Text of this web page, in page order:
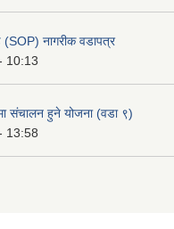
(SOP) नागरीक वडापत्र
10:13
संचालन हुने योजना (वडा ९)
13:58